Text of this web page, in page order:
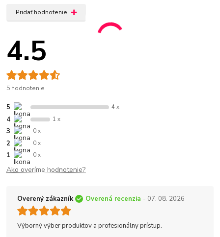
Pridať hodnotenie
4.5
5 hodnotenie
5 4 x
4 1 x
3 0 x
2 0 x
1 0 x
Ako overíme hodnotenie?
Overený zákazník Overená recenzia - 07. 08. 2026
Výborný výber produktov a profesionálny prístup.